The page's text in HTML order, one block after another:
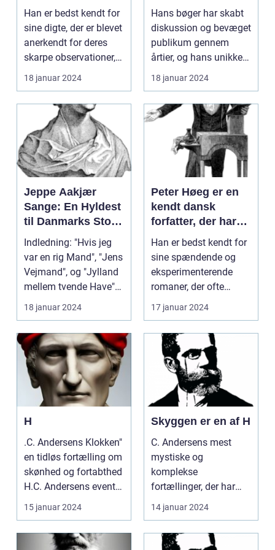
digtere og
forfattere
Han er bedst kendt for
sine digte, der er blevet
anerkendt for deres
skarpe observationer,
dybde og ...
18 januar 2024
betydningsfulde
forfattere og en af
de mest markante
skikkelser inden
for dansk litteratur
Hans bøger har skabt
diskussion og bevæget
publikum gennem
årtier, og hans unikke
forfatterskab har ...
18 januar 2024
Jeppe Aakjær
Sange: En Hyldest
til Danmarks Store
Digter
Indledning: "Hvis jeg
var en rig Mand", "Jens
Vejmand", og "Jylland
mellem tvende Have"
er blot nogl...
18 januar 2024
Peter Høeg er en
kendt dansk
forfatter, der har
skrevet en række
populære bøger
Han er bedst kendt for
sine spændende og
eksperimenterende
romaner, der ofte
blander forskellige
gen...
17 januar 2024
H
.C. Andersens Klokken"
en tidløs fortælling om
skønhed og fortabthed
H.C. Andersens eventyr
"Klokk...
15 januar 2024
Skyggen er en af H
C. Andersens mest
mystiske og
komplekse
fortællinger, der har
fascineret læsere i
årtier. Med sin dy...
14 januar 2024